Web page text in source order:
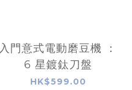
入門意式電動磨豆機 ：
6 星鍍鈦刀盤
HK$599.00